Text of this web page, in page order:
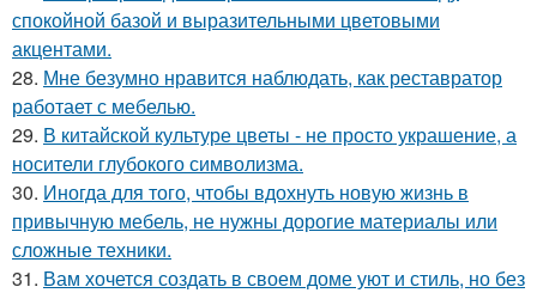
спокойной базой и выразительными цветовыми
акцентами.
28. Мне безумно нравится наблюдать, как реставратор
работает с мебелью.
29. В китайской культуре цветы - не просто украшение, а
носители глубокого символизма.
30. Иногда для того, чтобы вдохнуть новую жизнь в
привычную мебель, не нужны дорогие материалы или
сложные техники.
31. Вам хочется создать в своем доме уют и стиль, но без